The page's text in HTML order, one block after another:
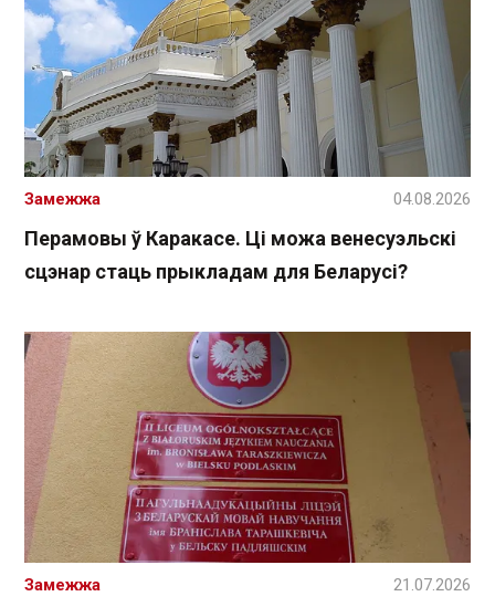
Перамовы ў Каракасе. Ці можа венесуэльскі
сцэнар стаць прыкладам для Беларусі?
Замежжа 04.08.2026
Замежжа 21.07.2026